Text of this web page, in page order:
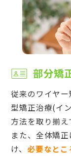
部分矯
従来のワイヤ
型矯正治療(イ
方法を取り揃え
また、全体矯正
け、 必要なとこ